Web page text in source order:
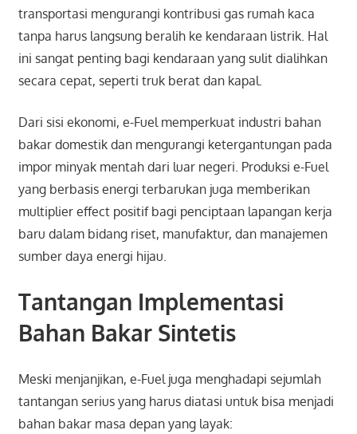
transportasi mengurangi kontribusi gas rumah kaca
tanpa harus langsung beralih ke kendaraan listrik. Hal
ini sangat penting bagi kendaraan yang sulit dialihkan
secara cepat, seperti truk berat dan kapal.
Dari sisi ekonomi, e-Fuel memperkuat industri bahan
bakar domestik dan mengurangi ketergantungan pada
impor minyak mentah dari luar negeri. Produksi e-Fuel
yang berbasis energi terbarukan juga memberikan
multiplier effect positif bagi penciptaan lapangan kerja
baru dalam bidang riset, manufaktur, dan manajemen
sumber daya energi hijau.
Tantangan Implementasi
Bahan Bakar Sintetis
Meski menjanjikan, e-Fuel juga menghadapi sejumlah
tantangan serius yang harus diatasi untuk bisa menjadi
bahan bakar masa depan yang layak: